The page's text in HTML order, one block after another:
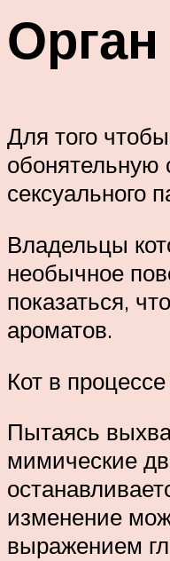
Для того
обонятельную
сексуального
Владельцы
необычное
показаться,
ароматов.
Кот в
Пытаясь
мимические
изменение
выражением